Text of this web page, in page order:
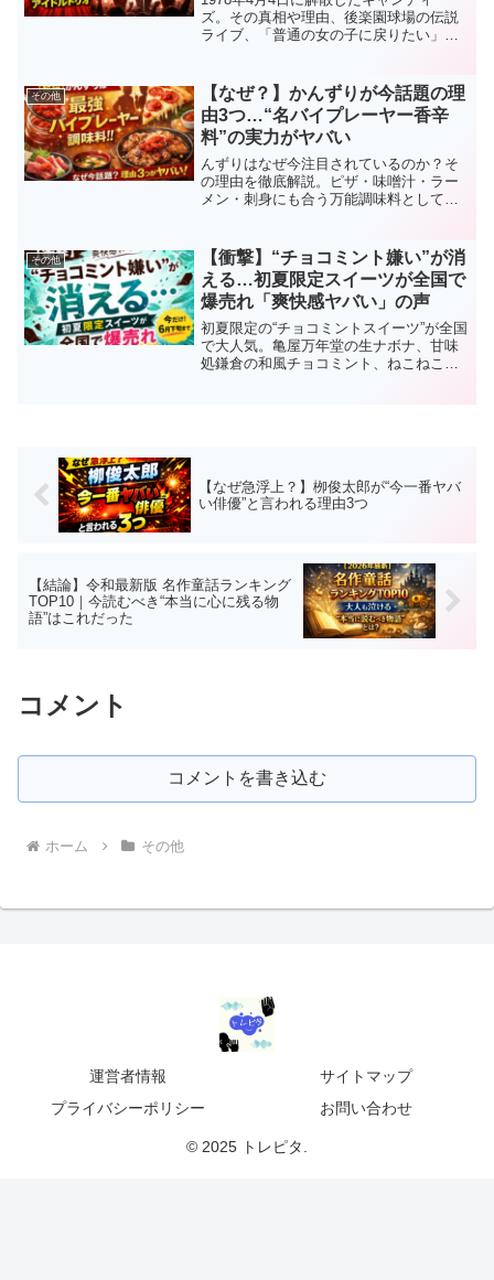
ズ。その真相や理由、後楽園球場の伝説
ライブ、「普通の女の子に戻りたい」が
その他
【なぜ？】かんずりが今話題の理
由3つ…“名バイプレーヤー香辛
料”の実力がヤバい
んずりはなぜ今注目されているのか？そ
の理由を徹底解説。ピザ・味噌汁・ラー
メン・刺身にも合う万能調味料として話
をまとめました。
その他
【衝撃】“チョコミント嫌い”が消
える…初夏限定スイーツが全国で
爆売れ「爽快感ヤバい」の声
初夏限定の“チョコミントスイーツ”が全国
で大人気。亀屋万年堂の生ナボナ、甘味
処鎌倉の和風チョコミント、ねこねこ食
【なぜ急浮上？】栁俊太郎が“今一番ヤバ
い俳優”と言われる理由3つ
【結論】令和最新版 名作童話ランキング
TOP10｜今読むべき“本当に心に残る物
語”はこれだった
コメント
コメントを書き込む
ホーム その他
運営者情報
サイトマップ
プライバシーポリシー
お問い合わせ
© 2025 トレピタ.